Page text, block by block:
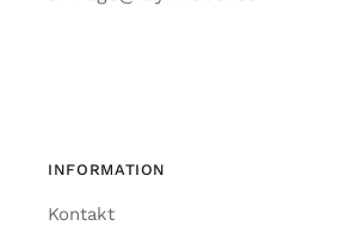
INFORMATION
Kontakt